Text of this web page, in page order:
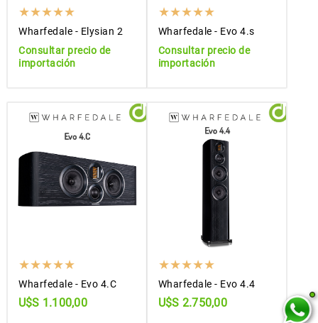
Wharfedale - Elysian 2
Consultar precio de
importación
Wharfedale - Evo 4.s
Consultar precio de
importación
Wharfedale - Evo 4.C
U$S 1.100,00
Wharfedale - Evo 4.4
U$S 2.750,00